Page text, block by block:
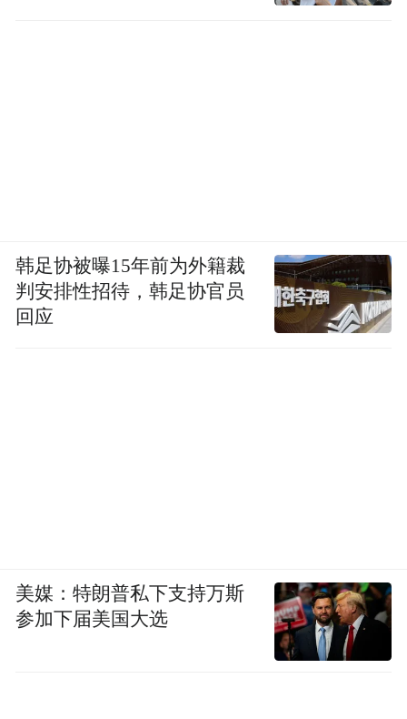
韩足协被曝15年前为外籍裁
判安排性招待，韩足协官员
回应
美媒：特朗普私下支持万斯
参加下届美国大选